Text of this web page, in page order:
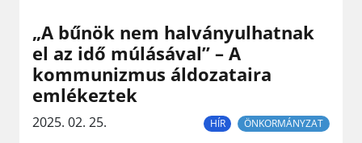
„A bűnök nem halványulhatnak
el az idő múlásával” – A
kommunizmus áldozataira
emlékeztek
2025. 02. 25. HÍR ÖNKORMÁNYZAT